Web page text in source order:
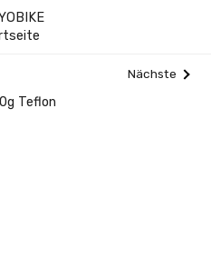
Nächste